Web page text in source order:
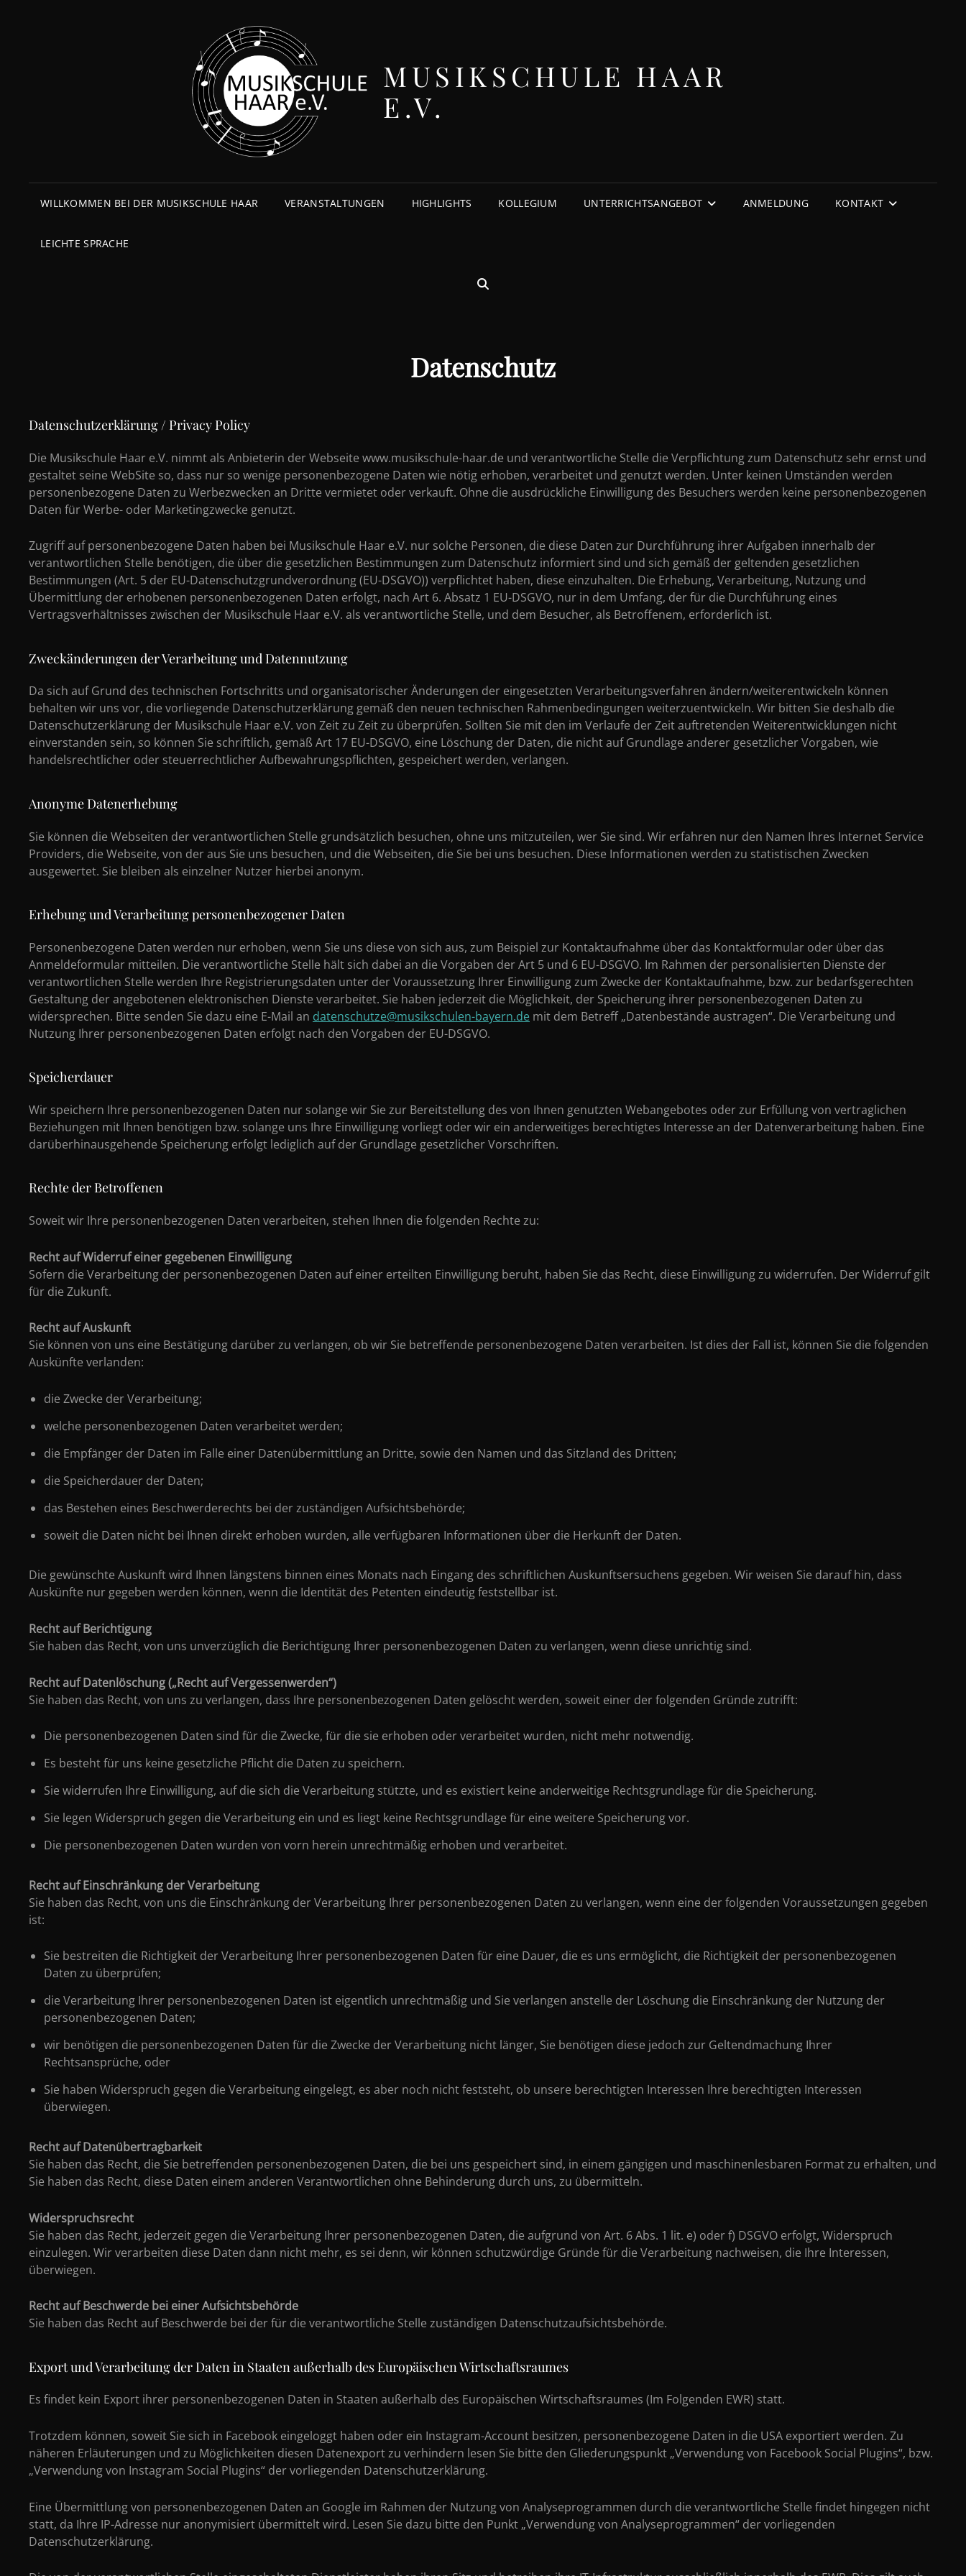
MUSIKSCHULE HAAR
E.V.
WILLKOMMEN BEI DER MUSIKSCHULE HAAR VERANSTALTUNGEN HIGHLIGHTS KOLLEGIUM UNTERRICHTSANGEBOT ANMELDUNG KONTAKT
LEICHTE SPRACHE
SEARCH
Datenschutz
Datenschutzerklärung / Privacy Policy
Die Musikschule Haar e.V. nimmt als Anbieterin der Webseite www.musikschule-haar.de und verantwortliche Stelle die Verpflichtung zum Datenschutz sehr ernst und
gestaltet seine WebSite so, dass nur so wenige personenbezogene Daten wie nötig erhoben, verarbeitet und genutzt werden. Unter keinen Umständen werden
personenbezogene Daten zu Werbezwecken an Dritte vermietet oder verkauft. Ohne die ausdrückliche Einwilligung des Besuchers werden keine personenbezogenen
Daten für Werbe- oder Marketingzwecke genutzt.
Zugriff auf personenbezogene Daten haben bei Musikschule Haar e.V. nur solche Personen, die diese Daten zur Durchführung ihrer Aufgaben innerhalb der
verantwortlichen Stelle benötigen, die über die gesetzlichen Bestimmungen zum Datenschutz informiert sind und sich gemäß der geltenden gesetzlichen
Bestimmungen (Art. 5 der EU-Datenschutzgrundverordnung (EU-DSGVO)) verpflichtet haben, diese einzuhalten. Die Erhebung, Verarbeitung, Nutzung und
Übermittlung der erhobenen personenbezogenen Daten erfolgt, nach Art 6. Absatz 1 EU-DSGVO, nur in dem Umfang, der für die Durchführung eines
Vertragsverhältnisses zwischen der Musikschule Haar e.V. als verantwortliche Stelle, und dem Besucher, als Betroffenem, erforderlich ist.
Zweckänderungen der Verarbeitung und Datennutzung
Da sich auf Grund des technischen Fortschritts und organisatorischer Änderungen der eingesetzten Verarbeitungsverfahren ändern/weiterentwickeln können
behalten wir uns vor, die vorliegende Datenschutzerklärung gemäß den neuen technischen Rahmenbedingungen weiterzuentwickeln. Wir bitten Sie deshalb die
Datenschutzerklärung der Musikschule Haar e.V. von Zeit zu Zeit zu überprüfen. Sollten Sie mit den im Verlaufe der Zeit auftretenden Weiterentwicklungen nicht
einverstanden sein, so können Sie schriftlich, gemäß Art 17 EU-DSGVO, eine Löschung der Daten, die nicht auf Grundlage anderer gesetzlicher Vorgaben, wie
handelsrechtlicher oder steuerrechtlicher Aufbewahrungspflichten, gespeichert werden, verlangen.
Anonyme Datenerhebung
Sie können die Webseiten der verantwortlichen Stelle grundsätzlich besuchen, ohne uns mitzuteilen, wer Sie sind. Wir erfahren nur den Namen Ihres Internet Service
Providers, die Webseite, von der aus Sie uns besuchen, und die Webseiten, die Sie bei uns besuchen. Diese Informationen werden zu statistischen Zwecken
ausgewertet. Sie bleiben als einzelner Nutzer hierbei anonym.
Erhebung und Verarbeitung personenbezogener Daten
Personenbezogene Daten werden nur erhoben, wenn Sie uns diese von sich aus, zum Beispiel zur Kontaktaufnahme über das Kontaktformular oder über das
Anmeldeformular mitteilen. Die verantwortliche Stelle hält sich dabei an die Vorgaben der Art 5 und 6 EU-DSGVO. Im Rahmen der personalisierten Dienste der
verantwortlichen Stelle werden Ihre Registrierungsdaten unter der Voraussetzung Ihrer Einwilligung zum Zwecke der Kontaktaufnahme, bzw. zur bedarfsgerechten
Gestaltung der angebotenen elektronischen Dienste verarbeitet. Sie haben jederzeit die Möglichkeit, der Speicherung ihrer personenbezogenen Daten zu
widersprechen. Bitte senden Sie dazu eine E-Mail an datenschutze@musikschulen-bayern.de mit dem Betreff „Datenbestände austragen“. Die Verarbeitung und
Nutzung Ihrer personenbezogenen Daten erfolgt nach den Vorgaben der EU-DSGVO.
Speicherdauer
Wir speichern Ihre personenbezogenen Daten nur solange wir Sie zur Bereitstellung des von Ihnen genutzten Webangebotes oder zur Erfüllung von vertraglichen
Beziehungen mit Ihnen benötigen bzw. solange uns Ihre Einwilligung vorliegt oder wir ein anderweitiges berechtigtes Interesse an der Datenverarbeitung haben. Eine
darüberhinausgehende Speicherung erfolgt lediglich auf der Grundlage gesetzlicher Vorschriften.
Rechte der Betroffenen
Soweit wir Ihre personenbezogenen Daten verarbeiten, stehen Ihnen die folgenden Rechte zu:
Recht auf Widerruf einer gegebenen Einwilligung
Sofern die Verarbeitung der personenbezogenen Daten auf einer erteilten Einwilligung beruht, haben Sie das Recht, diese Einwilligung zu widerrufen. Der Widerruf gilt
für die Zukunft.
Recht auf Auskunft
Sie können von uns eine Bestätigung darüber zu verlangen, ob wir Sie betreffende personenbezogene Daten verarbeiten. Ist dies der Fall ist, können Sie die folgenden
Auskünfte verlanden:
die Zwecke der Verarbeitung;
welche personenbezogenen Daten verarbeitet werden;
die Empfänger der Daten im Falle einer Datenübermittlung an Dritte, sowie den Namen und das Sitzland des Dritten;
die Speicherdauer der Daten;
das Bestehen eines Beschwerderechts bei der zuständigen Aufsichtsbehörde;
soweit die Daten nicht bei Ihnen direkt erhoben wurden, alle verfügbaren Informationen über die Herkunft der Daten.
Die gewünschte Auskunft wird Ihnen längstens binnen eines Monats nach Eingang des schriftlichen Auskunftsersuchens gegeben. Wir weisen Sie darauf hin, dass
Auskünfte nur gegeben werden können, wenn die Identität des Petenten eindeutig feststellbar ist.
Recht auf Berichtigung
Sie haben das Recht, von uns unverzüglich die Berichtigung Ihrer personenbezogenen Daten zu verlangen, wenn diese unrichtig sind.
Recht auf Datenlöschung („Recht auf Vergessenwerden“)
Sie haben das Recht, von uns zu verlangen, dass Ihre personenbezogenen Daten gelöscht werden, soweit einer der folgenden Gründe zutrifft:
Die personenbezogenen Daten sind für die Zwecke, für die sie erhoben oder verarbeitet wurden, nicht mehr notwendig.
Es besteht für uns keine gesetzliche Pflicht die Daten zu speichern.
Sie widerrufen Ihre Einwilligung, auf die sich die Verarbeitung stützte, und es existiert keine anderweitige Rechtsgrundlage für die Speicherung.
Sie legen Widerspruch gegen die Verarbeitung ein und es liegt keine Rechtsgrundlage für eine weitere Speicherung vor.
Die personenbezogenen Daten wurden von vorn herein unrechtmäßig erhoben und verarbeitet.
Recht auf Einschränkung der Verarbeitung
Sie haben das Recht, von uns die Einschränkung der Verarbeitung Ihrer personenbezogenen Daten zu verlangen, wenn eine der folgenden Voraussetzungen gegeben
ist:
Sie bestreiten die Richtigkeit der Verarbeitung Ihrer personenbezogenen Daten für eine Dauer, die es uns ermöglicht, die Richtigkeit der personenbezogenen
Daten zu überprüfen;
die Verarbeitung Ihrer personenbezogenen Daten ist eigentlich unrechtmäßig und Sie verlangen anstelle der Löschung die Einschränkung der Nutzung der
personenbezogenen Daten;
wir benötigen die personenbezogenen Daten für die Zwecke der Verarbeitung nicht länger, Sie benötigen diese jedoch zur Geltendmachung Ihrer
Rechtsansprüche, oder
Sie haben Widerspruch gegen die Verarbeitung eingelegt, es aber noch nicht feststeht, ob unsere berechtigten Interessen Ihre berechtigten Interessen
überwiegen.
Recht auf Datenübertragbarkeit
Sie haben das Recht, die Sie betreffenden personenbezogenen Daten, die bei uns gespeichert sind, in einem gängigen und maschinenlesbaren Format zu erhalten, und
Sie haben das Recht, diese Daten einem anderen Verantwortlichen ohne Behinderung durch uns, zu übermitteln.
Widerspruchsrecht
Sie haben das Recht, jederzeit gegen die Verarbeitung Ihrer personenbezogenen Daten, die aufgrund von Art. 6 Abs. 1 lit. e) oder f) DSGVO erfolgt, Widerspruch
einzulegen. Wir verarbeiten diese Daten dann nicht mehr, es sei denn, wir können schutzwürdige Gründe für die Verarbeitung nachweisen, die Ihre Interessen,
überwiegen.
Recht auf Beschwerde bei einer Aufsichtsbehörde
Sie haben das Recht auf Beschwerde bei der für die verantwortliche Stelle zuständigen Datenschutzaufsichtsbehörde.
Export und Verarbeitung der Daten in Staaten außerhalb des Europäischen Wirtschaftsraumes
Es findet kein Export ihrer personenbezogenen Daten in Staaten außerhalb des Europäischen Wirtschaftsraumes (Im Folgenden EWR) statt.
Trotzdem können, soweit Sie sich in Facebook eingeloggt haben oder ein Instagram-Account besitzen, personenbezogene Daten in die USA exportiert werden. Zu
näheren Erläuterungen und zu Möglichkeiten diesen Datenexport zu verhindern lesen Sie bitte den Gliederungspunkt „Verwendung von Facebook Social Plugins“, bzw.
„Verwendung von Instagram Social Plugins“ der vorliegenden Datenschutzerklärung.
Eine Übermittlung von personenbezogenen Daten an Google im Rahmen der Nutzung von Analyseprogrammen durch die verantwortliche Stelle findet hingegen nicht
statt, da Ihre IP-Adresse nur anonymisiert übermittelt wird. Lesen Sie dazu bitte den Punkt „Verwendung von Analyseprogrammen“ der vorliegenden
Datenschutzerklärung.